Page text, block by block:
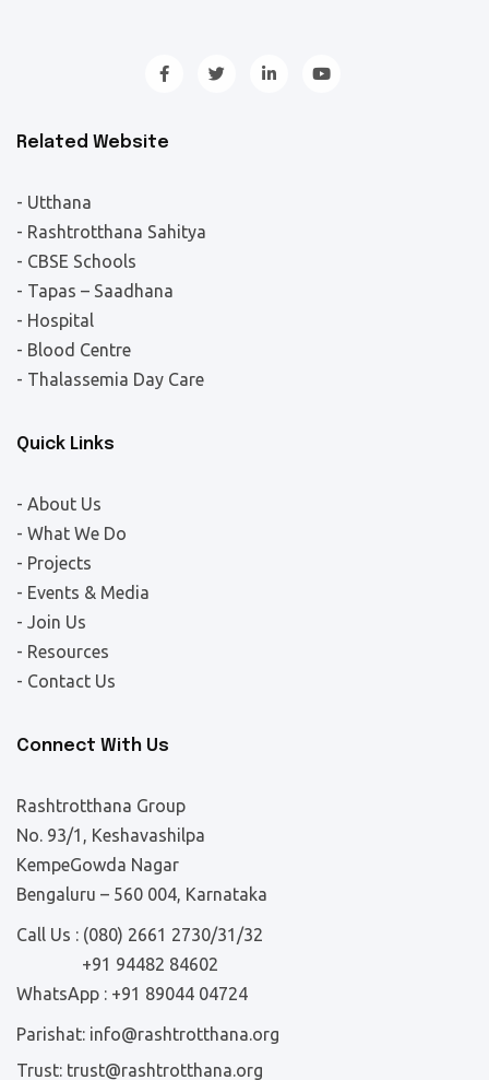
Related Website
- Utthana
- Rashtrotthana Sahitya
- CBSE Schools
- Tapas – Saadhana
- Hospital
- Blood Centre
- Thalassemia Day Care
Quick Links
- About Us
- What We Do
- Projects
- Events & Media
- Join Us
- Resources
- Contact Us
Connect With Us
Rashtrotthana Group
No. 93/1, Keshavashilpa
KempeGowda Nagar
Bengaluru – 560 004, Karnataka
Call Us : (080) 2661 2730/31/32
+91 94482 84602
WhatsApp : +91 89044 04724
Parishat: info@rashtrotthana.org
Trust: trust@rashtrotthana.org